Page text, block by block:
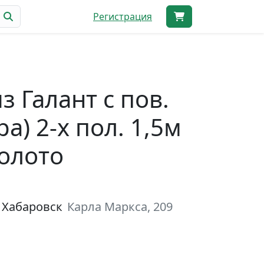
Регистрация
Галант с пов.
2-х пол. 1,5м
Карла Маркса, 209